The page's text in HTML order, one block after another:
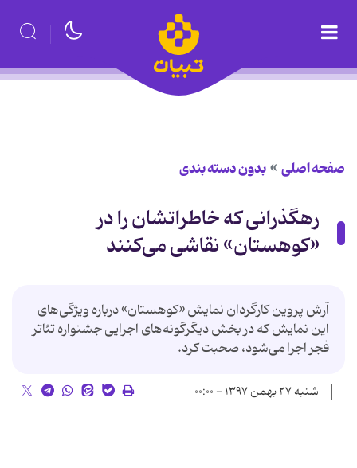
صفحه اصلی بدون دسته بندی
رهگذرانی که خاطراتشان را در
«کوهستان» نقاشی می‌کنند
آرش پروین کارگردان نمایش «کوهستان» درباره ویژگی‌های
این نمایش که در بخش دیگرگونه‌های اجرایی جشنواره تئاتر
فجر اجرا می‌شود، صحبت کرد.
شنبه ۲۷ بهمن ۱۳۹۷ - ۰۰:۰۰